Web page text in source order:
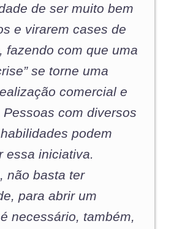
de ser muito bem
e virarem cases de
fazendo com que uma
se torne uma
comercial e
com diversos
podem
essa iniciativa.
não basta ter
para abrir um
necessário, também,